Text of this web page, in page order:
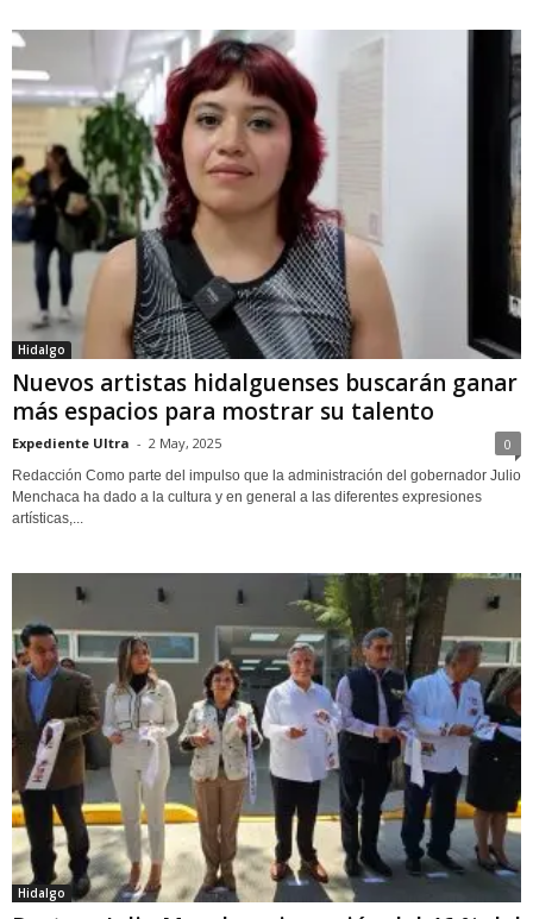
Hidalgo
Nuevos artistas hidalguenses buscarán ganar
más espacios para mostrar su talento
Expediente Ultra - 2 May, 2025 0
Redacción Como parte del impulso que la administración del gobernador Julio
Menchaca ha dado a la cultura y en general a las diferentes expresiones
artísticas,...
Hidalgo